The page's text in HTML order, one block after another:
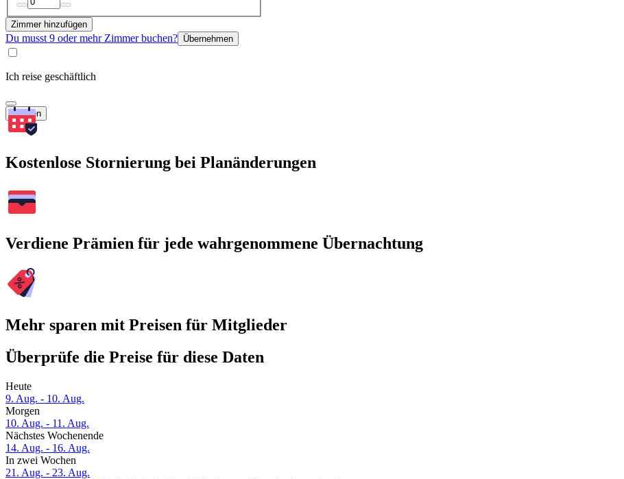
Zimmer hinzufügen
Du musst 9 oder mehr Zimmer buchen? Übernehmen
Ich reise geschäftlich
Suchen
Kostenlose Stornierung bei Planänderungen
Verdiene Prämien für jede wahrgenommene Übernachtung
Mehr sparen mit Preisen für Mitglieder
Überprüfe die Preise für diese Daten
Heute
9. Aug. - 10. Aug.
Morgen
10. Aug. - 11. Aug.
Nächstes Wochenende
14. Aug. - 16. Aug.
In zwei Wochen
21. Aug. - 23. Aug.